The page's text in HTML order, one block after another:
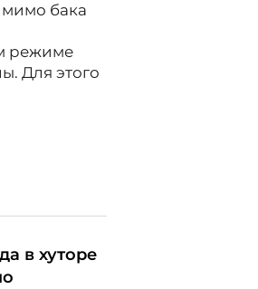
мимо бака
режиме
Для этого
в хуторе